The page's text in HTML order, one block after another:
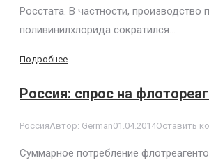
Росстата. В частности, производство
поливинилхлорида сократился…
Подробнее
Россия: спрос на
РоссияАвтор: German01.04.2014Оставить
Суммарное потребление